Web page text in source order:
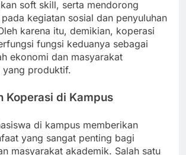
soft skill, serta mendorong
kegiatan sosial dan penyuluhan
karena itu, demikian, koperasi
fungsi keduanya sebagai
ekonomi dan masyarakat
yang produktif.
Koperasi di Kampus
di kampus memberikan
yang sangat penting bagi
masyarakat akademik. Salah satu